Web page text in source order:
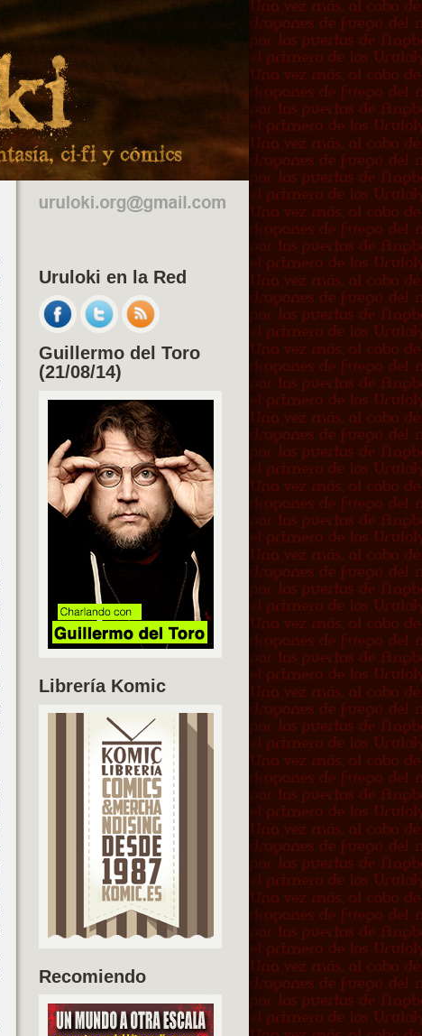
Uruloki en la Red
Guillermo del Toro
(21/08/14)
Librería Komic
Recomiendo